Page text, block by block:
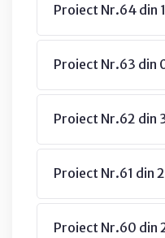
Proiect Nr.64 din
Proiect Nr.63 din
Proiect Nr.62
Proiect Nr.61 din
Proiect Nr.60